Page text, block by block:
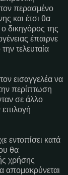
τον περασμένο
και έτσι θα
δικηγόρος της
έπαιρνε
τελευταία
εισαγγελέα να
περίπτωση
σε άλλο
επιλογή
εντοπίσει κατά
θα
χρήσης
απομακρύνεται